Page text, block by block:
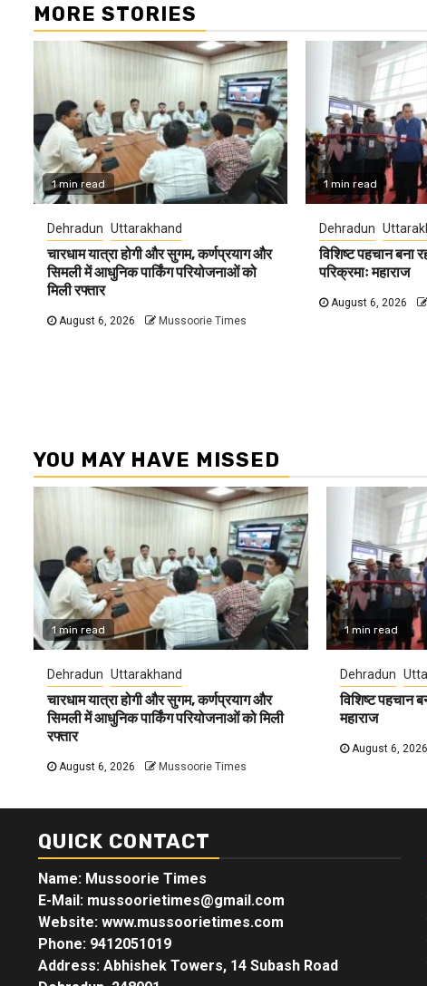
MORE STORIES
1 min read
Dehradun Uttarakhand
चारधाम यात्रा होगी और सुगम, कर्णप्रयाग और
सिमली में आधुनिक पार्किंग परियोजनाओं को
मिली रफ्तार
August 6, 2026 Mussoorie Times
1 min read
Dehradun
विशिष्ट पहचान बना
परिक्रमाः महाराज
August 6, 2026
YOU MAY HAVE MISSED
1 min read
Dehradun Uttarakhand
चारधाम यात्रा होगी और सुगम, कर्णप्रयाग और
सिमली में आधुनिक पार्किंग परियोजनाओं को मिली
रफ्तार
August 6, 2026 Mussoorie Times
1 min read
Dehradun
विशिष्ट पहचान
महाराज
August 6, 2026
QUICK CONTACT
Name: Mussoorie Times
E-Mail: mussoorietimes@gmail.com
Website: www.mussoorietimes.com
Phone: 9412051019
Address: Abhishek Towers, 14 Subash Road